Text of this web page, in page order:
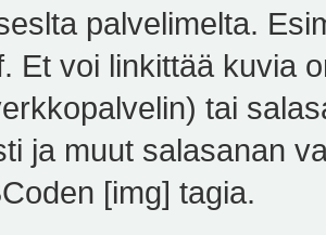
palvelimelta.
Et voi linkittää kuvia
tai
ja muut salasanan
[img] tagia.